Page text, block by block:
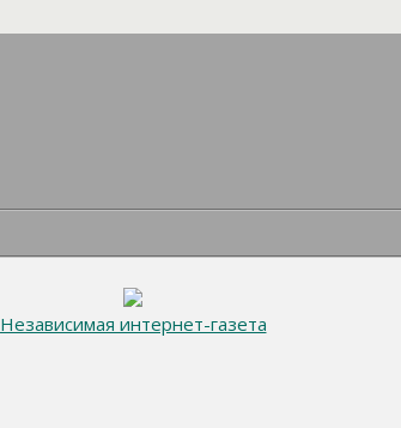
Независимая интернет-газета